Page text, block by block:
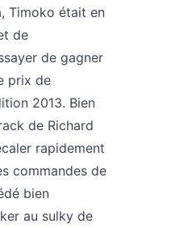
Timoko était en
de
de gagner
prix de
2013. Bien
de Richard
rapidement
commandes de
bien
au sulky de